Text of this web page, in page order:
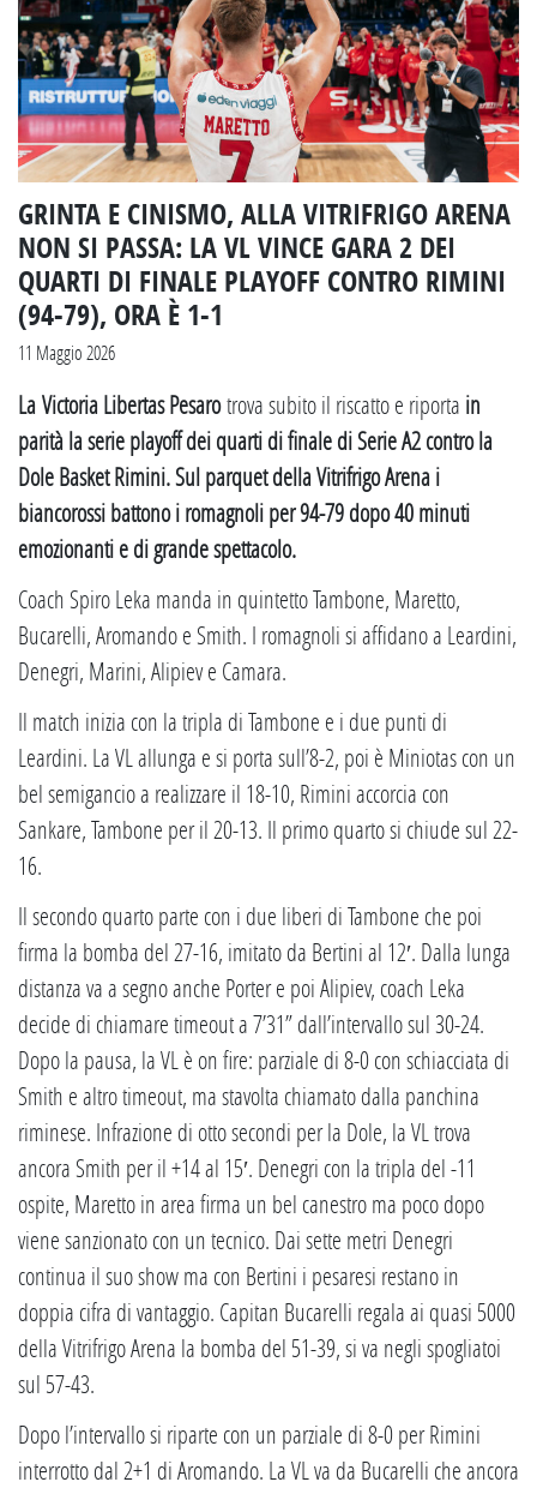
GRINTA E CINISMO, ALLA VITRIFRIGO ARENA
NON SI PASSA: LA VL VINCE GARA 2 DEI
QUARTI DI FINALE PLAYOFF CONTRO RIMINI
(94-79), ORA È 1-1
11 Maggio 2026
La Victoria Libertas Pesarotrova subito il riscatto e riporta in
parità la serie playoff dei quarti di finale di Serie A2 contro la
Dole Basket Rimini. Sul parquet della Vitrifrigo Arena i
biancorossi battono i romagnoli per 94-79 dopo 40 minuti
emozionanti e di grande spettacolo.
Coach Spiro Leka manda in quintetto Tambone, Maretto,
Bucarelli, Aromando e Smith. I romagnoli si affidano a Leardini,
Denegri, Marini, Alipiev e Camara.
Il match inizia con la tripla di Tambone e i due punti di
Leardini. La VL allunga e si porta sull’8-2, poi è Miniotas con un
bel semigancio a realizzare il 18-10, Rimini accorcia con
Sankare, Tambone per il 20-13. Il primo quarto si chiude sul 22-
16.
Il secondo quarto parte con i due liberi di Tambone che poi
firma la bomba del 27-16, imitato da Bertini al 12′. Dalla lunga
distanza va a segno anche Porter e poi Alipiev, coach Leka
decide di chiamare timeout a 7’31” dall’intervallo sul 30-24.
Dopo la pausa, la VL è on fire: parziale di 8-0 con schiacciata di
Smith e altro timeout, ma stavolta chiamato dalla panchina
riminese. Infrazione di otto secondi per la Dole, la VL trova
ancora Smith per il +14 al 15′. Denegri con la tripla del -11
ospite, Maretto in area firma un bel canestro ma poco dopo
viene sanzionato con un tecnico. Dai sette metri Denegri
continua il suo show ma con Bertini i pesaresi restano in
doppia cifra di vantaggio. Capitan Bucarelli regala ai quasi 5000
della Vitrifrigo Arena la bomba del 51-39, si va negli spogliatoi
sul 57-43.
Dopo l’intervallo si riparte con un parziale di 8-0 per Rimini
interrotto dal 2+1 di Aromando. La VL va da Bucarelli che ancora